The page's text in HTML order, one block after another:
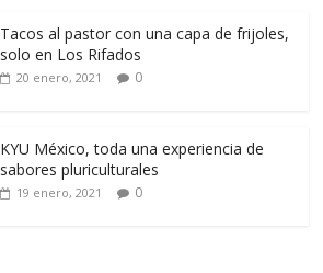
Tacos al pastor con una capa de frijoles,
solo en Los Rifados
20 enero, 2021 0
KYU México, toda una experiencia de
sabores pluriculturales
19 enero, 2021 0